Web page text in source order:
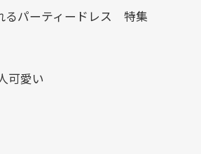
るパーティードレス 特集
可愛い